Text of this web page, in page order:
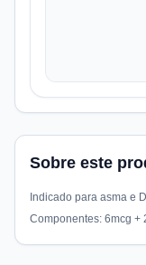
Sobre este
Indicado para asma e
Componentes: 6mcg +